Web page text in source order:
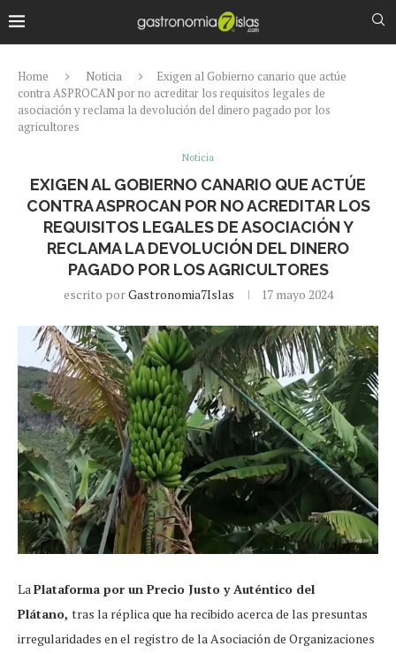
Home Noticia
Exigen al Gobierno canario que actúe
contra ASPROCAN por no acreditar los requisitos legales de
asociación y reclama la devolución del dinero pagado por los
agricultores
Noticia
EXIGEN AL GOBIERNO CANARIO QUE ACTÚE
CONTRA ASPROCAN POR NO ACREDITAR LOS
REQUISITOS LEGALES DE ASOCIACIÓN Y
RECLAMA LA DEVOLUCIÓN DEL DINERO
PAGADO POR LOS AGRICULTORES
escrito porGastronomia7Islas 17 mayo 2024
LaPlataforma por un Precio Justo y Auténtico del
Plátano, tras la réplica que ha recibido acerca de las presuntas
irregularidades en el registro de la Asociación de Organizaciones